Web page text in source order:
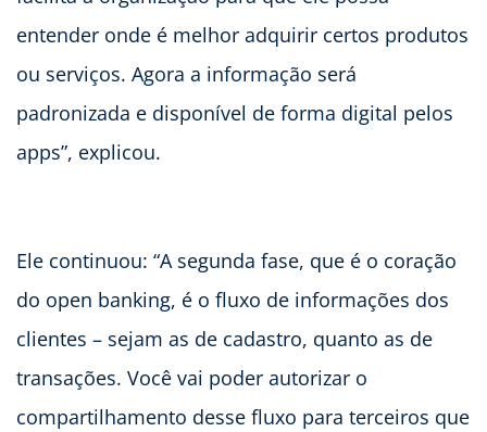
entender onde é melhor adquirir certos produtos
ou serviços. Agora a informação será
padronizada e disponível de forma digital pelos
apps”, explicou.
Ele continuou: “A segunda fase, que é o coração
do open banking, é o fluxo de informações dos
clientes – sejam as de cadastro, quanto as de
transações. Você vai poder autorizar o
compartilhamento desse fluxo para terceiros que